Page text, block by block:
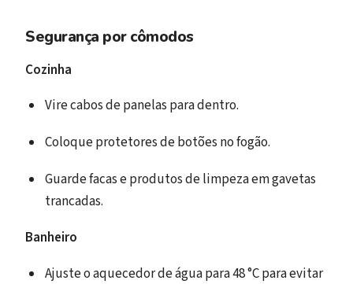
Segurança por cômodos
Cozinha
Vire cabos de panelas para dentro.
Coloque protetores de botões no fogão.
Guarde facas e produtos de limpeza em gavetas
trancadas.
Banheiro
Ajuste o aquecedor de água para 48 °C para evitar